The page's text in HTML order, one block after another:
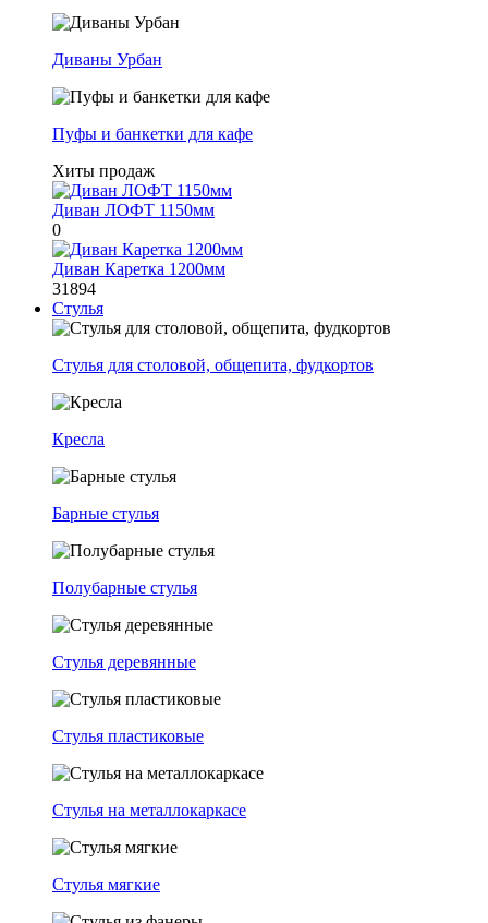
Диваны Урбан
Пуфы и банкетки для кафе
Хиты продаж
Диван ЛОФТ 1150мм
0
Диван Каретка 1200мм
31894
Стулья
Стулья для столовой, общепита, фудкортов
Кресла
Барные стулья
Полубарные стулья
Стулья деревянные
Стулья пластиковые
Стулья на металлокаркасе
Стулья мягкие